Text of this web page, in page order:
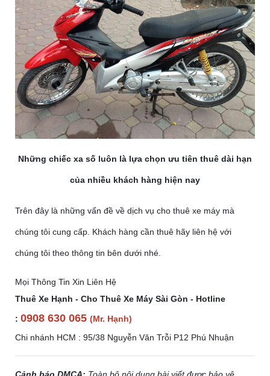
Những chiếc xa số luôn là lựa chọn ưu tiên thuê dài hạn
của nhiều khách hàng hiện nay
Trên đây là những vấn đề về dịch vụ cho thuê xe máy mà
chúng tôi cung cấp. Khách hàng cần thuê hãy liên hệ với
chúng tôi theo thông tin bên dưới nhé.
Mọi Thông Tin Xin Liên Hệ
Thuê Xe Hạnh - Cho Thuê Xe Máy Sài Gòn - Hotline
: 0908 630 065 (Mr. Hạnh)
Chi nhánh HCM : 95/38 Nguyễn Văn Trỗi P12 Phú Nhuận
Cảnh báo DMCA: Toàn bộ nội dung bài viết được bảo vệ